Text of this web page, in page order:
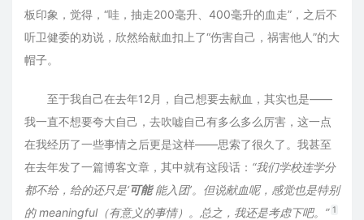
板印象，觉得，“哇，抽走200毫升、400毫升的血走”，之后不
听卫健委的劝说，欣然给献血扣上了“伤害自己，祸害他人”的大
帽子。
至于我自己在去年12月，自己想要去献血，其实也是——
我一直不想要夸大自己，去吹嘘自己有多么多么厉害，这一点
在我经历了一些事情之后更是这样——思索了很久了。我甚至
在去年发了一篇博客文章，其中就有这段话： “我们学校连学分
都不给，给的还只是‘可能能入团’。但说献血呢，感觉也是特别
的 meaningful（有意义的事情）。总之，我还是考虑下吧。” 1